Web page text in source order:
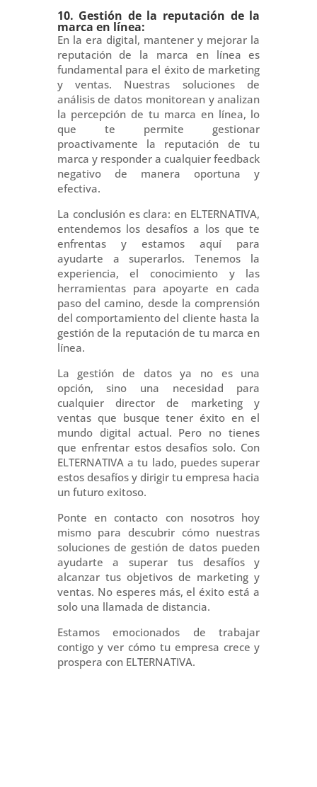
10. Gestión de la reputación de la
marca en línea:
En la era digital, mantener y mejorar la
reputación de la marca en línea es
fundamental para el éxito de marketing
y ventas. Nuestras soluciones de
análisis de datos monitorean y analizan
la percepción de tu marca en línea, lo
que te permite gestionar
proactivamente la reputación de tu
marca y responder a cualquier feedback
negativo de manera oportuna y
efectiva.
La conclusión es clara: en ELTERNATIVA,
entendemos los desafíos a los que te
enfrentas y estamos aquí para
ayudarte a superarlos. Tenemos la
experiencia, el conocimiento y las
herramientas para apoyarte en cada
paso del camino, desde la comprensión
del comportamiento del cliente hasta la
gestión de la reputación de tu marca en
línea.
La gestión de datos ya no es una
opción, sino una necesidad para
cualquier director de marketing y
ventas que busque tener éxito en el
mundo digital actual. Pero no tienes
que enfrentar estos desafíos solo. Con
ELTERNATIVA a tu lado, puedes superar
estos desafíos y dirigir tu empresa hacia
un futuro exitoso.
Ponte en contacto con nosotros hoy
mismo para descubrir cómo nuestras
soluciones de gestión de datos pueden
ayudarte a superar tus desafíos y
alcanzar tus objetivos de marketing y
ventas. No esperes más, el éxito está a
solo una llamada de distancia.
Estamos emocionados de trabajar
contigo y ver cómo tu empresa crece y
prospera con ELTERNATIVA.